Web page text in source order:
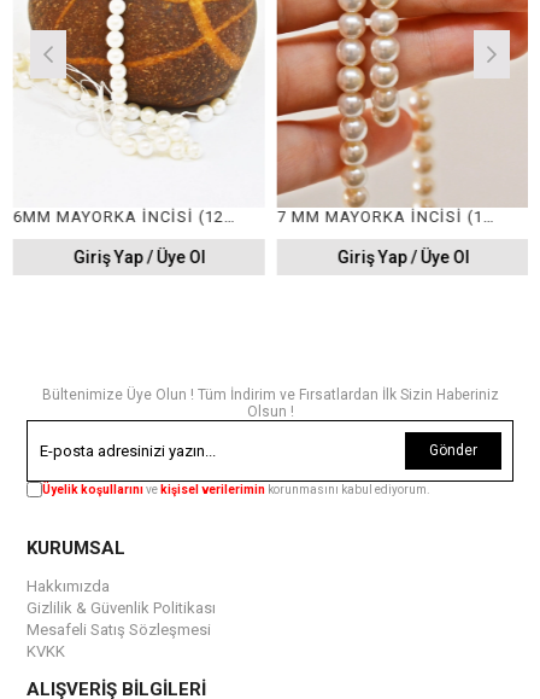
Giriş Yap / Üye Ol Giriş Yap / Üye Ol
Bültenimize Üye Olun ! Tüm İndirim ve Fırsatlardan İlk Sizin Haberiniz
Olsun !
Gönder
Üyelik koşullarınıve kişisel verilerimin korunmasını kabul ediyorum.
KURUMSAL
Hakkımızda
Gizlilik & Güvenlik Politikası
Mesafeli Satış Sözleşmesi
KVKK
ALIŞVERİŞ BİLGİLERİ